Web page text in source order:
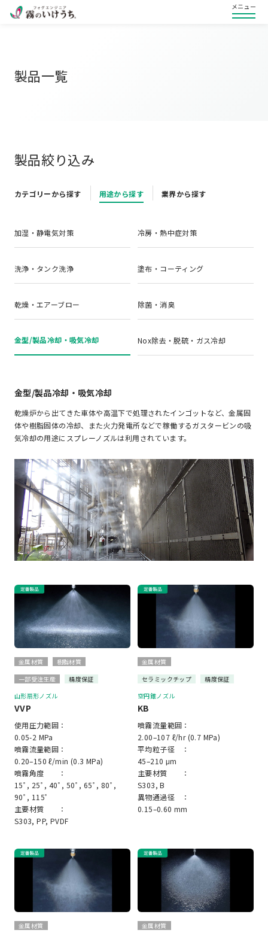
メニュー
製品一覧
製品絞り込み
カテゴリーから探す 用途から探す 業界から探す
加湿・静電気対策 冷房・熱中症対策
洗浄・タンク洗浄 塗布・コーティング
乾燥・エアーブロー 除菌・消臭
金型/製品冷却・吸気冷却 Nox除去・脱硫・ガス冷却
金型/製品冷却・吸気冷却
乾燥炉から出てきた車体や高温下で処理されたインゴットなど、金属固
体や樹脂固体の冷却、また火力発電所などで稼働するガスタービンの吸
気冷却の用途にスプレーノズルは利用されています。
金属材質
樹脂材質
一部受注生産
精度保証
山形扇形ノズル
VVP
使用圧力範囲：
0.05-2 MPa
噴霧流量範囲：
0.20–150 ℓ/min (0.3 MPa)
噴霧角度 ：
15ﾟ, 25ﾟ, 40ﾟ, 50ﾟ, 65ﾟ, 80ﾟ,
90ﾟ, 115ﾟ
主要材質 ：
S303, PP, PVDF
金属材質
セラミックチップ
精度保証
空円錐ノズル
KB
噴霧流量範囲：
2.00–107 ℓ/hr (0.7 MPa)
平均粒子径 ：
45–210 μm
主要材質 ：
S303, B
異物通過径 ：
0.15–0.60 mm
金属材質
金属材質